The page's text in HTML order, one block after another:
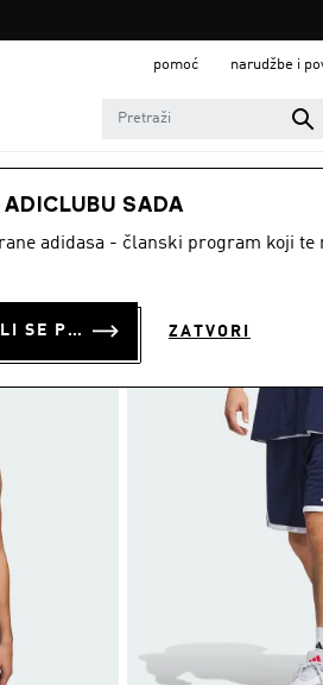
pomoć narudžbe i
ADICLUBU SADA
adidasa - članski program koji te
PRIJAVI SE ILI SE PRIDRUŽI SADA ZATVORI